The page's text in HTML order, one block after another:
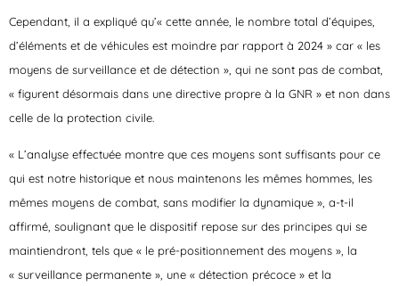
Cependant, il a expliqué qu’« cette année, le nombre total d’équipes,
d’éléments et de véhicules est moindre par rapport à 2024 » car « les
moyens de surveillance et de détection », qui ne sont pas de combat,
« figurent désormais dans une directive propre à la GNR » et non dans
celle de la protection civile.
« L’analyse effectuée montre que ces moyens sont suffisants pour ce
qui est notre historique et nous maintenons les mêmes hommes, les
mêmes moyens de combat, sans modifier la dynamique », a-t-il
affirmé, soulignant que le dispositif repose sur des principes qui se
maintiendront, tels que « le pré-positionnement des moyens », la
« surveillance permanente », une « détection précoce » et la